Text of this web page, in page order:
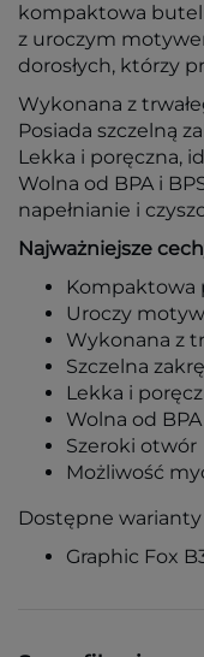
kompaktowa
z uroczym
dorosłych, którzy
Wykonana z
Posiada szczelną
Lekka i poręczna,
Wolna od BPA i
napełnianie i
Najważniejsze
Kompaktowa
Uroczy
Wykonana z
Szczelna
Lekka i
Wolna od BPA
Szeroki otwór
Możliwość
Dostępne
Graphic Fox